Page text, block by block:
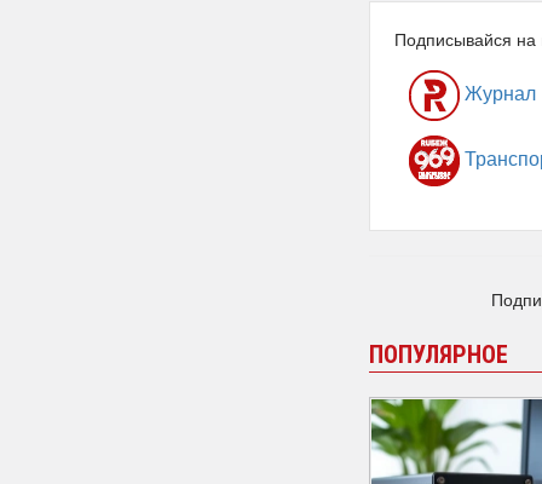
Подписывайся
ПОПУЛЯРНОЕ